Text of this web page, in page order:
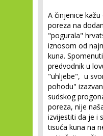
A činjenice
poreza na
"pogurala"
iznosom od
kuna.
predvodnik u
"uhljebe", u
pohodu"
sudskog
poreza, nije
izvijestiti da je i
tisuća kuna na